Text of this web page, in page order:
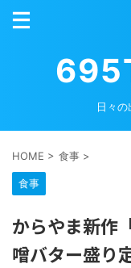
日々の
HOME > 食事 >
食事
からやま新作
噌バター盛り